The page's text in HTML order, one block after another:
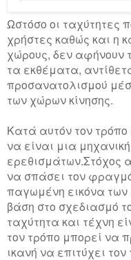
Ωστόσο οι ταχύτητες
χρήστες καθώς και η
χώρους, δεν αφήνουν
τα εκθέματα,
προσανατολισμού
των χώρων κίνησης.
Κατά αυτόν τον
να είναι μια
ερεθισμάτων.Στόχος
να σπάσει τον
παγωμένη εικόνα
βάση στο σχεδιασμό
ταχύτητα και τέχνη
τον τρόπο μπορεί να
ικανή να επιτύχει τον